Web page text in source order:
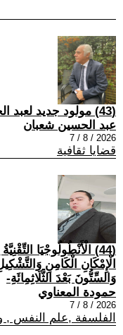
(43) مولود جديد لعبد الحسين شعبان
عبد الحسين شعبان
2026 / 8 / 7
قضايا ثقافية
(44) الْأَنْطُولُوجْيَا
الْإِمْكَانِ الْكَامِنِ
وَالسِّتُّونَ بَعْدَ الثَّلَاثِمِائَةِ-
حمودة المعناوي
2026 / 8 / 7
الفلسفة ,علم النفس ,